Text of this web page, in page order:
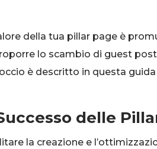
della tua pillar page è
lo scambio di guest
è descritto in questa
delle
la creazione e